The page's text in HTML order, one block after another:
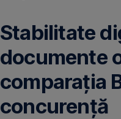
Stabilitate
documente
comparația
concurență